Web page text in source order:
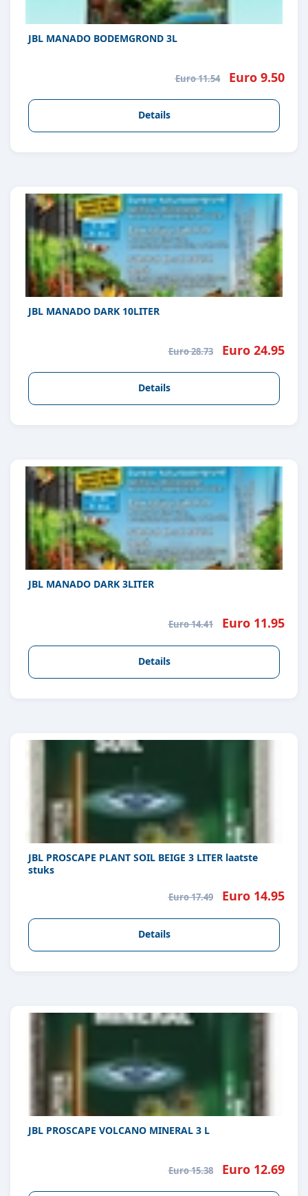
JBL MANADO BODEMGROND 3L
Euro 11.54 Euro 9.50
Details
JBL MANADO DARK 10LITER
Euro 28.73 Euro 24.95
Details
JBL MANADO DARK 3LITER
Euro 14.41 Euro 11.95
Details
JBL PROSCAPE PLANT SOIL BEIGE 3 LITER laatste
stuks
Euro 17.49 Euro 14.95
Details
JBL PROSCAPE VOLCANO MINERAL 3 L
Euro 15.38 Euro 12.69